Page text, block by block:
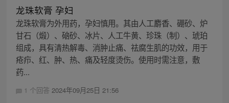
龙珠软膏 孕妇
龙珠软膏为外用药，孕妇慎用。其由人工麝香、硼砂、炉
甘石（煅）、硇砂、冰片、人工牛黄、珍珠（制）、琥珀
组成，具有清热解毒、消肿止痛、祛腐生肌的功效，用于
疮疖、红、肿、热、痛及轻度烫伤。使用时需注意，敷
药...
1 个回答 2024年09月25日 21:56